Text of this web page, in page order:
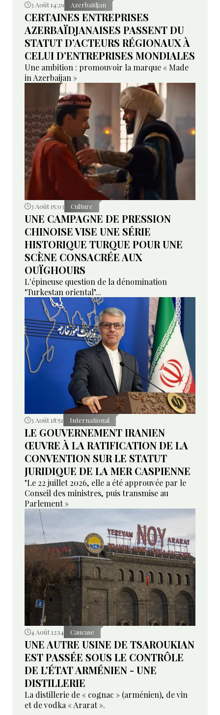
3 Août 14:29 Azerbaïdjan
CERTAINES ENTREPRISES
AZERBAÏDJANAISES PASSENT DU
STATUT D’ACTEURS RÉGIONAUX À
CELUI D’ENTREPRISES MONDIALES
Une ambition : promouvoir la marque « Made
in Azerbaijan »
3 Août 15:03 Culture
UNE CAMPAGNE DE PRESSION
CHINOISE VISE UNE SÉRIE
HISTORIQUE TURQUE POUR UNE
SCÈNE CONSACRÉE AUX
OUÏGHOURS
L'épineuse question de la dénomination
"Turkestan oriental"...
3 Août 18:51 International
LE GOUVERNEMENT IRANIEN
ŒUVRE À LA RATIFICATION DE LA
CONVENTION SUR LE STATUT
JURIDIQUE DE LA MER CASPIENNE
"Le 22 juillet 2026, elle a été approuvée par le
Conseil des ministres, puis transmise au
Parlement »
4 Août 12:14 Caucase
UNE AUTRE USINE DE TSAROUKIAN
EST PASSÉE SOUS LE CONTRÔLE
DE L’ÉTAT ARMÉNIEN - UNE
DISTILLERIE
La distillerie de « cognac » (arménien), de vin
et de vodka « Ararat ».